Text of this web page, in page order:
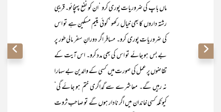
ماں باپ کی ضروریات پوری کرو ‘ان کو نفع پہنچائو۔ قریبی
رشتہ داروں کا بھی خیال رکھو ‘ کوئی یتیم مسکین ہے تو اس
کی ضروریات پوری کرو۔ مسافر اگر دورانِ سفر مالی طور پر
بے بس ہو جائے تو اس کی بھی مدد کرو۔ اس آیت کے
تقاضوں پر عمل کی صورت میں کسی کے والدین بے سہارا
نہ رہیں گے۔ معاشرے سے گداگری ختم ہو جائے گی‘
کیونکہ کسی خاندان میں اگر نادار ہوں گے تو صاحب ثروت